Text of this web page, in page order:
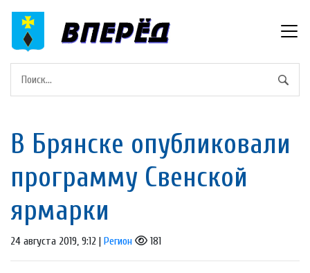
В Брянске опубликовали
программу Свенской
ярмарки
24 августа 2019, 9:12 | Регион 181